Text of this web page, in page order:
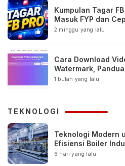
Kumpulan Tagar
Masuk FYP dan
2 minggu yang lalu
Cara Download
Watermark,
1 bulan yang lalu
TEKNOLOGI
Teknologi Modern
Efisiensi Boiler
6 hari yang lalu